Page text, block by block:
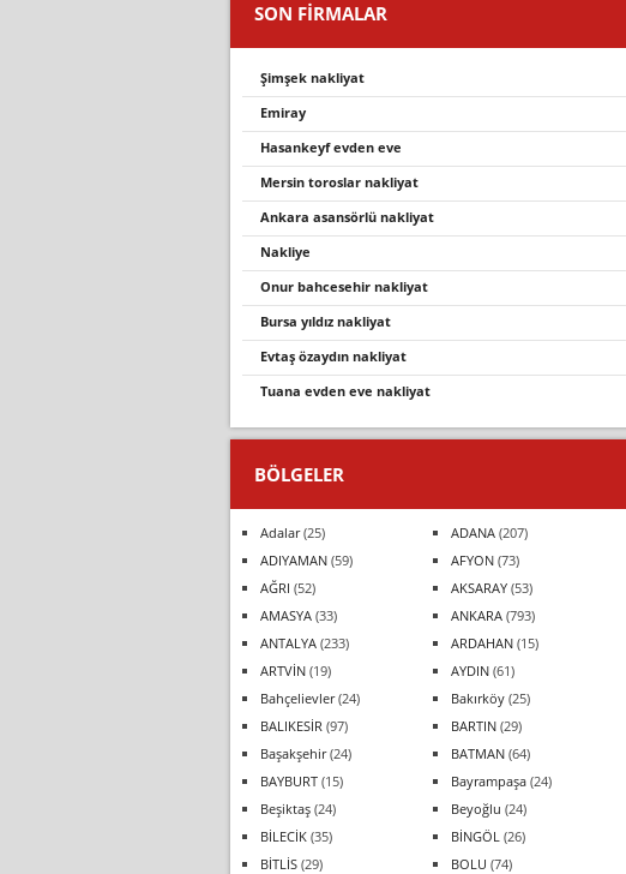
SON FİRMALAR
şimşek nakliyat
emiray
hasankeyf evden eve
mersin toroslar nakliyat
ankara asansörlü nakliyat
nakli̇ye
onur bahcesehir nakliyat
bursa yıldız nakliyat
evtaş özaydın nakliyat
tuana evden eve nakliyat
BÖLGELER
Adalar(25) ADANA (207)
ADIYAMAN (59) AFYON (73)
AĞRI (52) AKSARAY (53)
AMASYA (33) ANKARA (793)
ANTALYA (233) ARDAHAN (15)
ARTVİN (19) AYDIN (61)
Bahçelievler(24) Bakırköy (25)
BALIKESİR (97) BARTIN (29)
Başakşehir(24) BATMAN (64)
BAYBURT (15) Bayrampaşa (24)
Beşiktaş (24) Beyoğlu (24)
BİLECİK (35) BİNGÖL (26)
BİTLİS (29) BOLU (74)